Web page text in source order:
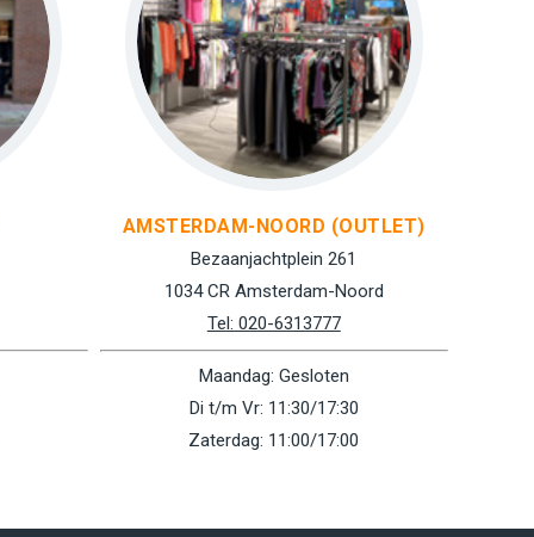
AMSTERDAM-NOORD (OUTLET)
Bezaanjachtplein 261
1034 CR Amsterdam-Noord
Tel: 020-6313777
Maandag: Gesloten
Di t/m Vr: 11:30/17:30
Zaterdag: 11:00/17:00